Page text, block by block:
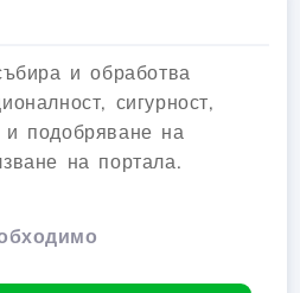
и обработва
сигурност,
подобряване на
на портала.